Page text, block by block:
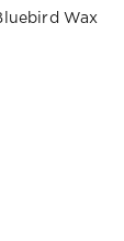
Wax